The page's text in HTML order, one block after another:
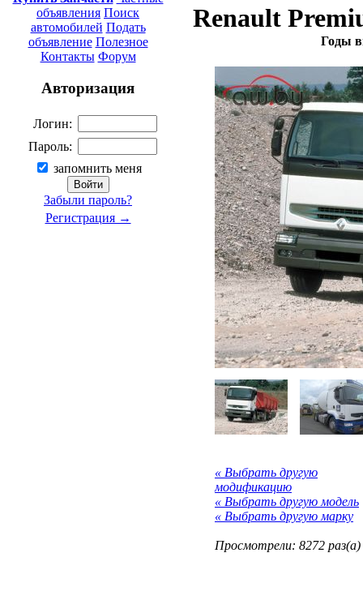
объявления Поиск
автомобилей Подать
объявление Полезное
Контакты Форум
Авторизация
Логин:
Пароль:
запомнить меня
Забыли пароль?
Регистрация →
Renault
Годы
« Выбрать другую
модификацию
« Выбрать другую модель
« Выбрать другую марку
Просмотрели: 8272 раз(а)